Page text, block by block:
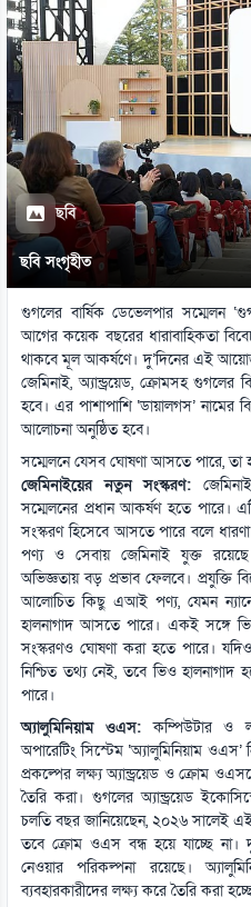
ছবি
ছবি সংগৃহীত
গুগলের বার্ষিক ডেভেলপার
আগের কয়েক বছরের ধারাবাহিকতা
থাকবে মূল আকর্ষণে। দু’দিনের এই
জেমিনাই, অ্যান্ড্রয়েড, ক্রোমসহ গুগলের
হবে। এর পাশাপাশি ‘ডায়ালগস’
আলোচনা অনুষ্ঠিত হবে।
সম্মেলনে যেসব ঘোষণা আসতে পারে, তা
জেমিনাইয়ের নতুন সংস্করণ:
সম্মেলনের প্রধান আকর্ষণ হতে পারে।
সংস্করণ হিসেবে আসতে পারে বলে
পণ্য ও সেবায় জেমিনাই যুক্ত
অভিজ্ঞতায় বড় প্রভাব ফেলবে।
আলোচিত কিছু এআই পণ্য, যেমন ন্যানো
হালনাগাদ আসতে পারে। একই সঙ্গে
সংস্করণও ঘোষণা করা হতে পারে।
নিশ্চিত তথ্য নেই, তবে ভিও হালনাগাদ
পারে।
অ্যালুমিনিয়াম ওএস: কম্পিউটার ও
অপারেটিং সিস্টেম ‘অ্যালুমিনিয়াম
প্রকল্পের লক্ষ্য অ্যান্ড্রয়েড ও ক্রোম
তৈরি করা। গুগলের অ্যান্ড্রয়েড
চলতি বছর জানিয়েছেন, ২০২৬ সালেই এই
তবে ক্রোম ওএস বন্ধ হয়ে যাচ্ছে না।
নেওয়ার পরিকল্পনা রয়েছে।
ব্যবহারকারীদের লক্ষ্য করে তৈরি করা